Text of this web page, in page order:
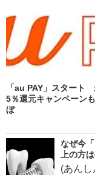
「au PAY」スタート
5％還元キャンペーン
ぼ
なぜ今
上の方
(あん